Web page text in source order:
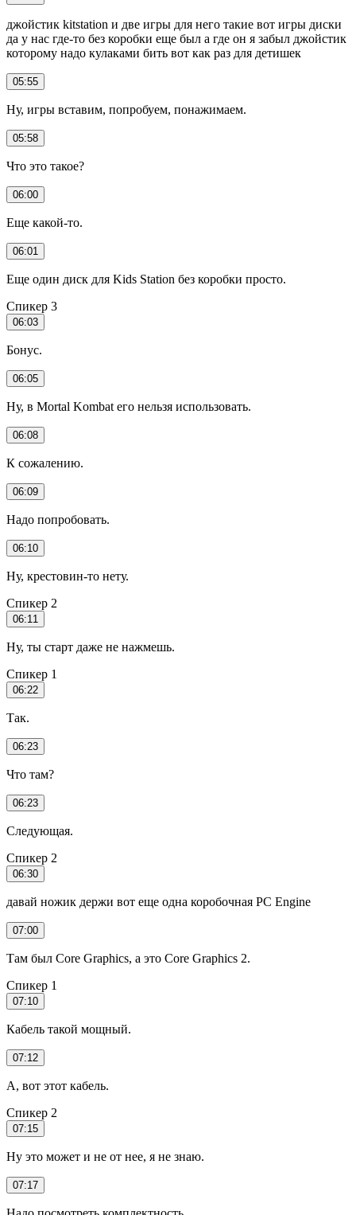
джойстик kitstation и две игры для него такие вот игры диски
да у нас где-то без коробки еще был а где он я забыл джойстик
которому надо кулаками бить вот как раз для детишек
05:55
Ну, игры вставим, попробуем, понажимаем.
05:58
Что это такое?
06:00
Еще какой-то.
06:01
Еще один диск для Kids Station без коробки просто.
Спикер 3
06:03
Бонус.
06:05
Ну, в Mortal Kombat его нельзя использовать.
06:08
К сожалению.
06:09
Надо попробовать.
06:10
Ну, крестовин-то нету.
Спикер 2
06:11
Ну, ты старт даже не нажмешь.
Спикер 1
06:22
Так.
06:23
Что там?
06:23
Следующая.
Спикер 2
06:30
давай ножик держи вот еще одна коробочная PC Engine
07:00
Там был Core Graphics, а это Core Graphics 2.
Спикер 1
07:10
Кабель такой мощный.
07:12
А, вот этот кабель.
Спикер 2
07:15
Ну это может и не от нее, я не знаю.
07:17